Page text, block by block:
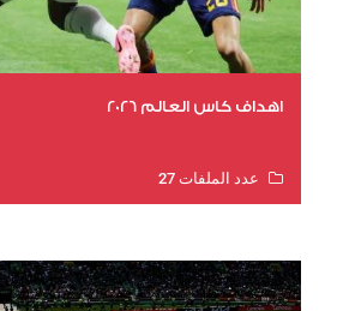
اهداف كاس العالم 2026
عدد الملفات 27